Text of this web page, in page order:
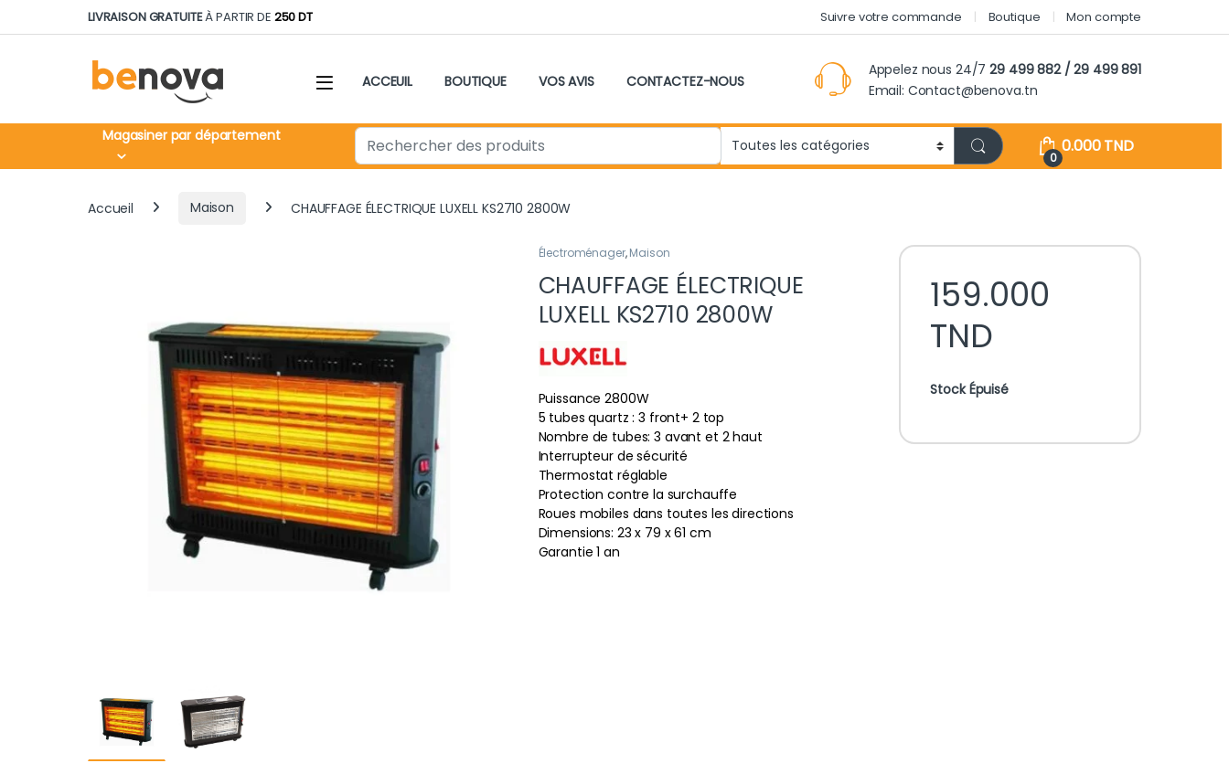
Skip to navigation
Skip to contentLIVRAISON GRATUITEÀ PARTIR DE 250 DT Suivre votre commande Boutique Mon compte
ACCEUIL BOUTIQUE VOS AVIS CONTACTEZ-NOUS
Appelez nous 24/729 499 882 / 29 499 891
Email: Contact@benova.tn
Magasiner par département Search for:
0
0.000TND
Accueil Maison CHAUFFAGE ÉLECTRIQUE LUXELL KS2710 2800W
Électroménager,Maison
CHAUFFAGE ÉLECTRIQUE
LUXELL KS2710 2800W
Puissance 2800W
5 tubes quartz : 3 front+ 2 top
Nombre de tubes: 3 avant et 2 haut
Interrupteur de sécurité
Thermostat réglable
Protection contre la surchauffe
Roues mobiles dans toutes les directions
Dimensions: 23 x 79 x 61 cm
Garantie 1 an
159.000
TND
Stock Épuisé